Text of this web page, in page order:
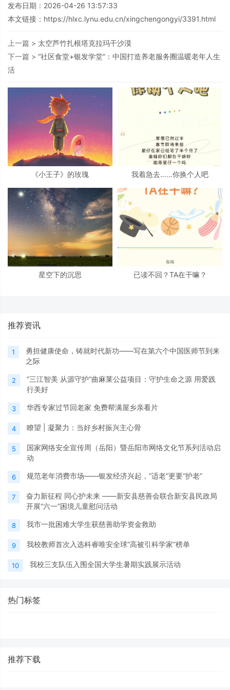
发布日期：2026-04-26 13:57:33
本文链接： https://hlxc.lynu.edu.cn/xingchengongyi/3391.html
上一篇 > 太空芦竹扎根塔克拉玛干沙漠
下一篇 > “社区食堂+银发学堂”：中国打造养老服务圈温暖老年人生
活
《小王子》的玫瑰 我着急去……你换个人吧
星空下的沉思 已读不回？TA在干嘛？
推荐资讯
1
勇担健康使命，铸就时代新功——写在第六个中国医师节到来
之际
2
“三江智美 从源守护”曲麻莱公益项目：守护生命之源 用爱践
行美好
3 华西专家过节回老家 免费帮满屋乡亲看片
4 瞭望 | 凝聚力：当好乡村振兴主心骨
5
国家网络安全宣传周（岳阳）暨岳阳市网络文化节系列活动启
动
6 规范老年消费市场——银发经济兴起，“适老”更要“护老”
7
奋力新征程 同心护未来 ——新安县慈善会联合新安县民政局
开展“六一”困境儿童慰问活动
8 我市一批困难大学生获慈善助学资金救助
9 我校教师首次入选科睿唯安全球“高被引科学家”榜单
10 我校三支队伍入围全国大学生暑期实践展示活动
热门标签
推荐下载